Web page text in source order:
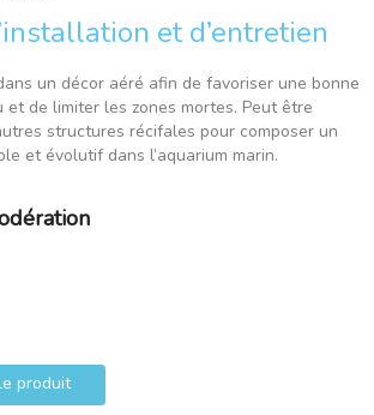
et d’entretien
un décor aéré afin de favoriser une bonne
et de limiter les zones mortes. Peut être
structures récifales pour composer un
et évolutif dans l’aquarium marin.
produit